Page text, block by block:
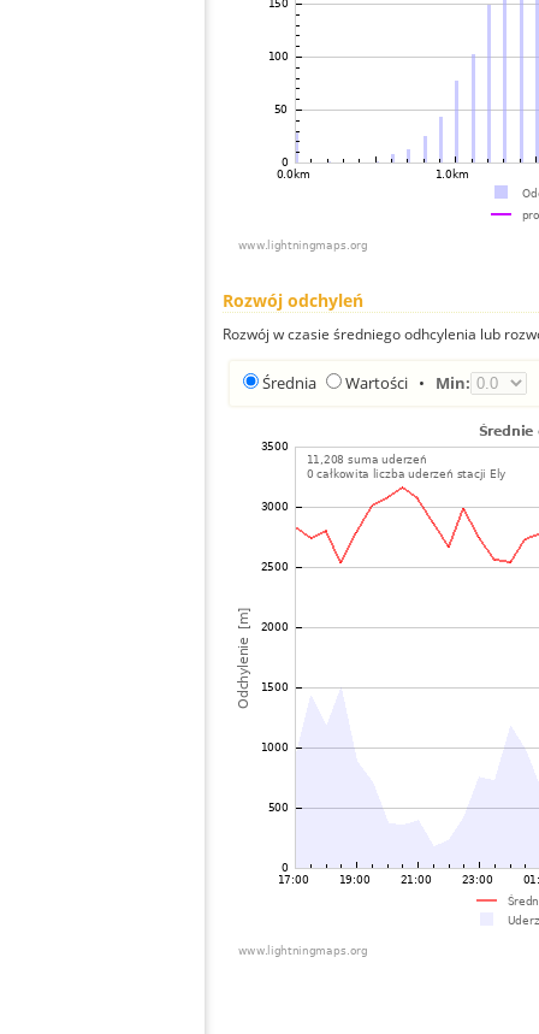
Rozwój odchyleń
Rozwój w czasie średniego odhcylenia lub
Średnia Wartości • Min: